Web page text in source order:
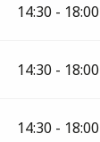
14:30 - 18:00
14:30 - 18:00
14:30 - 18:00